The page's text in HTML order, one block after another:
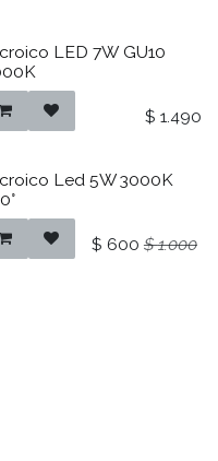
LED 7W GU10
$ 1.490
Led 5W 3000K
$ 600 $1.000